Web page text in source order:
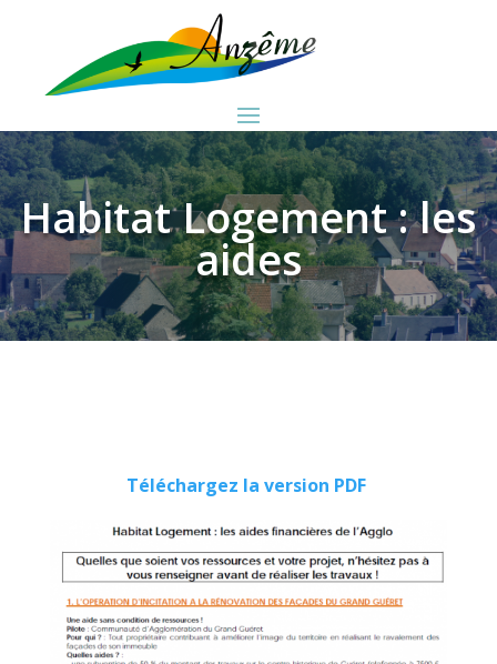
Habitat Logement : les
aides
Téléchargez la version PDF